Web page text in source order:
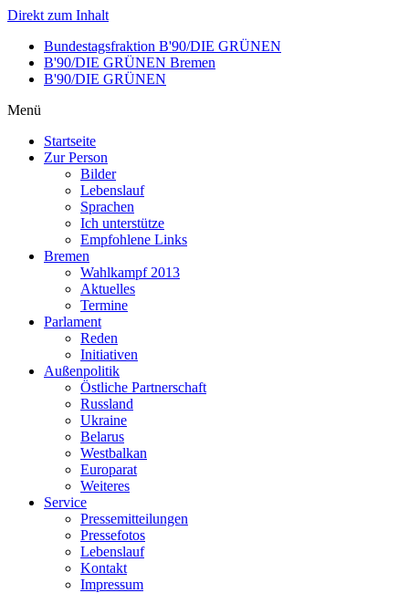
Direkt zum Inhalt
Bundestagsfraktion B'90/DIE GRÜNEN
B'90/DIE GRÜNEN Bremen
B'90/DIE GRÜNEN
Menü
Startseite
Zur Person
Bilder
Lebenslauf
Sprachen
Ich unterstütze
Empfohlene Links
Bremen
Wahlkampf 2013
Aktuelles
Termine
Parlament
Reden
Initiativen
Außenpolitik
Östliche Partnerschaft
Russland
Ukraine
Belarus
Westbalkan
Europarat
Weiteres
Service
Pressemitteilungen
Pressefotos
Lebenslauf
Kontakt
Impressum